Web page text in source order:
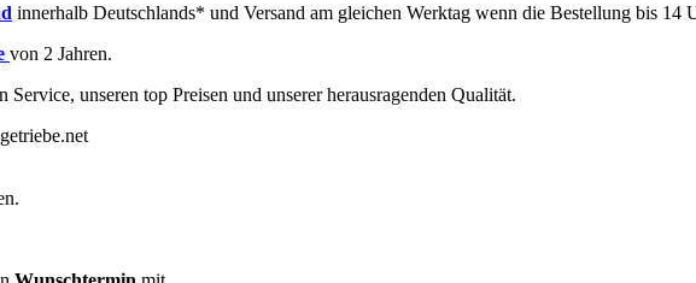
innerhalb Deutschlands* und Versand am gleichen Werktag wenn die Bestellung bis 14
von 2 Jahren.
unseren top Preisen und unserer herausragenden Qualität.